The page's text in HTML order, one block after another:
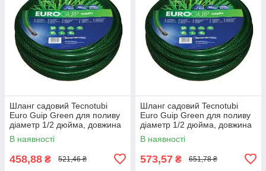
Шланг садовий Tecnotubi
Euro Guip Green для поливу
діаметр 1/2 дюйма, довжина
20 м (EGG 1/2 20)
В наявності
458,88 ₴ 521,46 ₴
Шланг садовий Tecnotubi
Euro Guip Green для поливу
діаметр 1/2 дюйма, довжина
25 м (EGG 1/2 25)
В наявності
573,57 ₴ 651,78 ₴